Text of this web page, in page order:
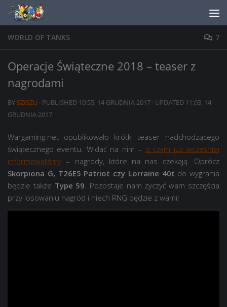
Skip to content
WORLD OF TANKS 7
Operacje Świąteczne 2018 – teaser z
nagrodami
BY SZISZU · PUBLISHED 10:55, 14 GRUDNIA 2017 · UPDATED 11:03, 14
GRUDNIA 2017
Wargaming.net opublikowało krótki teaser nadchodzącego
świątecznego eventu. Widać na nim – o czym już wcześniej
informowaliśmy – nagrody, które na nas czekają. Oprócz
Skorpiona G, T26E5 Patriot czy Lorraine 40t do wygrania
będzie także Type 59. Pozostaje nam życzyć wam szczęścia
przy losowaniu nagród i niech RNG będzie z wami!